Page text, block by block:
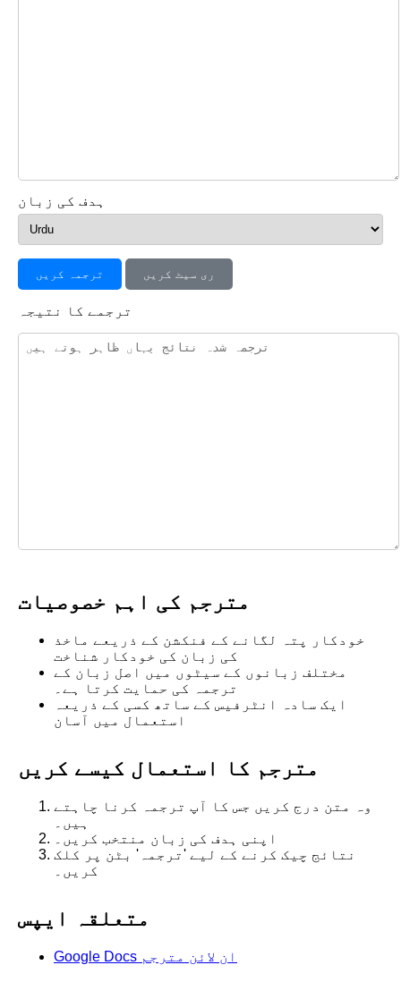
ہدف کی زبان
ترجمہ کریں ری سیٹ کریں
ترجمے کا نتیجہ
مترجم کی اہم خصوصیات
خودکار پتہ لگانے کے فنکشن کے ذریعے ماخذ
کی زبان کی خودکار شناخت
مختلف زبانوں کے سیٹوں میں اصل زبان کے
ترجمہ کی حمایت کرتا ہے۔
ایک سادہ انٹرفیس کے ساتھ کسی کے ذریعہ
استعمال میں آسان
مترجم کا استعمال کیسے کریں
وہ متن درج کریں جس کا آپ ترجمہ کرنا چاہتے
ہیں۔
اپنی ہدف کی زبان منتخب کریں۔
نتائج چیک کرنے کے لیے 'ترجمہ' بٹن پر کلک
کریں۔
متعلقہ ایپس
Google Docs ان لائن مترجم